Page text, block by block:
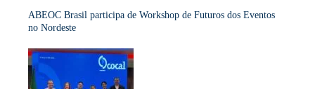
ABEOC Brasil participa de Workshop de Futuros dos Eventos
no Nordeste